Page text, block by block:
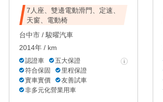
7人座、雙邊電動滑門、定速、
天窗、電動椅
台中市 / 駿曜汽車
2014年 / km
認證車
五大保證
符合保固
里程保證
實車實價
友善試車
非多元化營業用車